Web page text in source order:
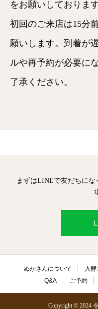
をお願いしております
初回のご来店は15分
願いします。到着が
ルや再予約が必要に
了承ください。
まずはLINEで友だちに
ぬかさんについて 入
Q&A
ご予約
Copyright © 2024